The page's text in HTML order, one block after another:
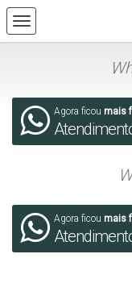
Agora ficou mais
Agora ficou mais